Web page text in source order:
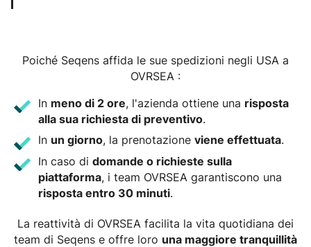
Poiché Seqens affida le sue spedizioni negli USA a
OVRSEA :
In meno di 2 ore, l'azienda ottiene una risposta
alla sua richiesta di preventivo.
In un giorno, la prenotazioneviene effettuata.
In caso didomande o richieste sulla
piattaforma, i team OVRSEA garantiscono una
risposta entro 30 minuti.
La reattività di OVRSEA facilita la vita quotidiana dei
team di Seqens e offre loro una maggiore tranquillità